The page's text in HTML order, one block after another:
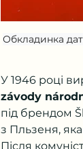
Обкладинка
У 1946 році
závody
під брендом
з Пльзеня,
Після